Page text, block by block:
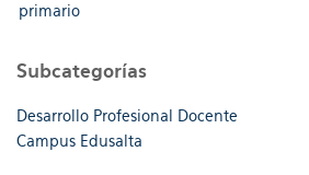
primario
Subcategorías
Desarrollo Profesional Docente
Campus Edusalta